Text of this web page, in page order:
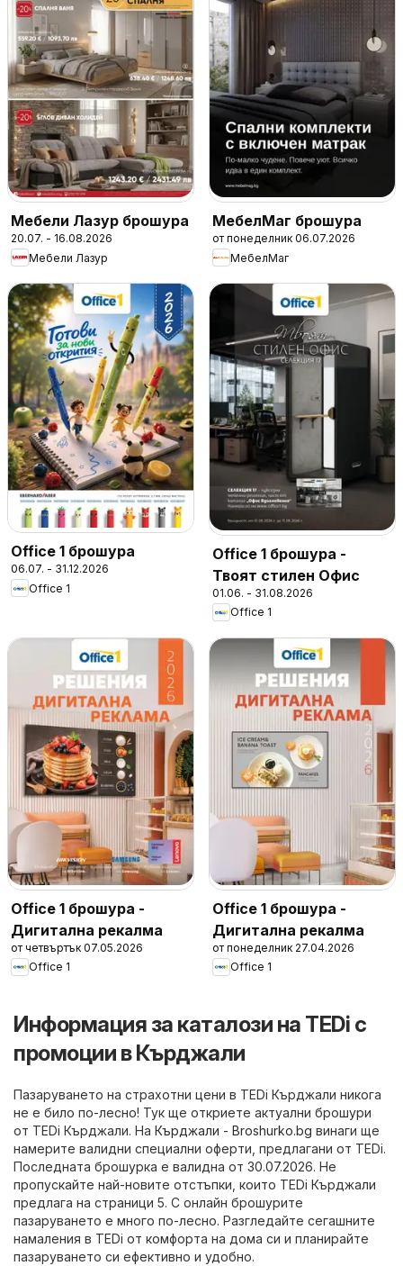
Мебели Лазур брошура
20.07. - 16.08.2026
Мебели Лазур
МебелМаг брошура
от понеделник 06.07.2026
МебелМаг
Office 1 брошура
06.07. - 31.12.2026
Office 1
Office 1 брошура -
Твоят стилен Офис
01.06. - 31.08.2026
Office 1
Office 1 брошура -
Дигитална рекалма
от четвъртък 07.05.2026
Office 1
Office 1 брошура -
Дигитална рекалма
от понеделник 27.04.2026
Office 1
Информация за каталози на TEDi с
промоции в Кърджали
Пазаруването на страхотни цени в TEDi Кърджали никога
не е било по-лесно! Тук ще откриете актуални брошури
от TEDi Кърджали. На Кърджали - Broshurko.bg винаги ще
намерите валидни специални оферти, предлагани от TEDi.
Последната брошурка е валидна от 30.07.2026. Не
пропускайте най-новите отстъпки, които TEDi Кърджали
предлага на страници 5. С онлайн брошурите
пазаруването е много по-лесно. Разгледайте сегашните
намаления в TEDi от комфорта на дома си и планирайте
пазаруването си ефективно и удобно.